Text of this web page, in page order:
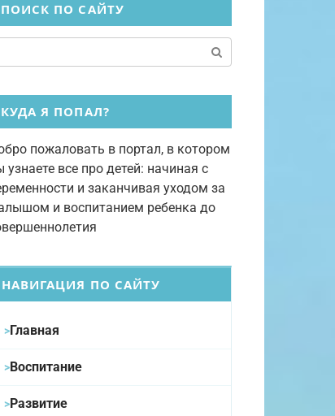
ПОИСК ПО САЙТУ
КУДА Я ПОПАЛ?
пожаловать в портал, в котором
узнаете все про детей: начиная с
и заканчивая уходом за
и воспитанием ребенка до
НАВИГАЦИЯ ПО САЙТУ
Главная
Воспитание
Развитие